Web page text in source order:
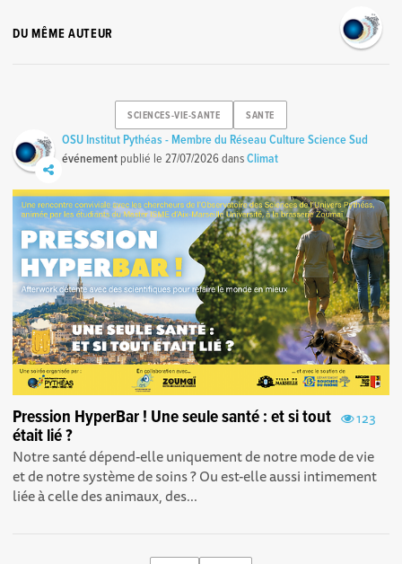
DU MÊME AUTEUR
SCIENCES-VIE-SANTE SANTE
OSU Institut Pythéas - Membre du Réseau Culture Science Sud
événement publié le27/07/2026dansClimat
123
Pression HyperBar ! Une seule santé : et si tout
était lié ?
Notre santé dépend-elle uniquement de notre mode de vie
et de notre système de soins ? Ou est-elle aussi intimement
liée à celle des animaux, des...